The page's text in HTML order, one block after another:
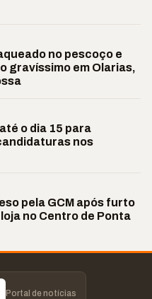
no pescoço e
gravíssimo em Olarias,
o dia 15 para
nos
pela GCM após furto
no Centro de Ponta
Portal de notícias